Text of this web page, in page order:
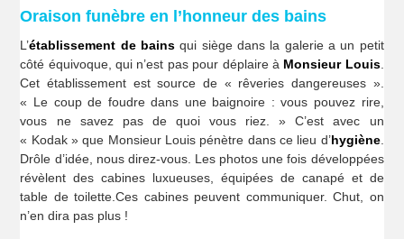
Oraison funèbre en l’honneur des bains
L’établissement de bains qui siège dans la galerie a un petit
côté équivoque, qui n’est pas pour déplaire à Monsieur Louis.
Cet établissement est source de « rêveries dangereuses ».
« Le coup de foudre dans une baignoire : vous pouvez rire,
vous ne savez pas de quoi vous riez. » C’est avec un
« Kodak » que Monsieur Louis pénètre dans ce lieu d’hygiène.
Drôle d’idée, nous direz-vous. Les photos une fois développées
révèlent des cabines luxueuses, équipées de canapé et de
table de toilette.Ces cabines peuvent communiquer. Chut, on
n’en dira pas plus !